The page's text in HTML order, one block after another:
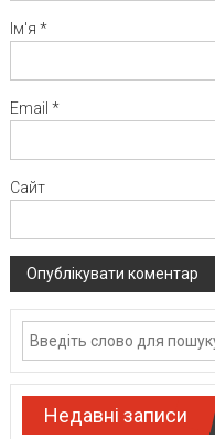
Ім'я *
Email *
Сайт
Недавні записи